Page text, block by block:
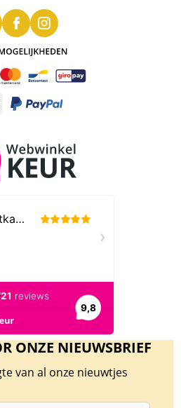
ONZE NIEUWSBRIEF
van al onze nieuwtjes